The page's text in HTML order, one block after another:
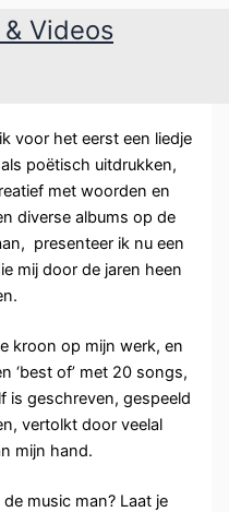
Videos
Man
voor het eerst een liedje
poëtisch uitdrukken,
met woorden en
diverse albums op de
presenteer ik nu een
mij door de jaren heen
kroon op mijn werk, en
‘best of’ met 20 songs,
is geschreven, gespeeld
vertolkt door veelal
mijn hand.
music man? Laat je